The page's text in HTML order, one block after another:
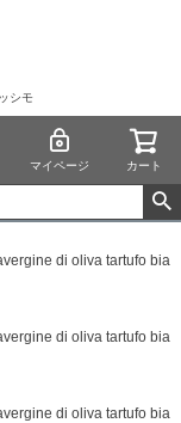
シモ
マイページ カート
di oliva tartufo bia
di oliva tartufo bia
di oliva tartufo bia